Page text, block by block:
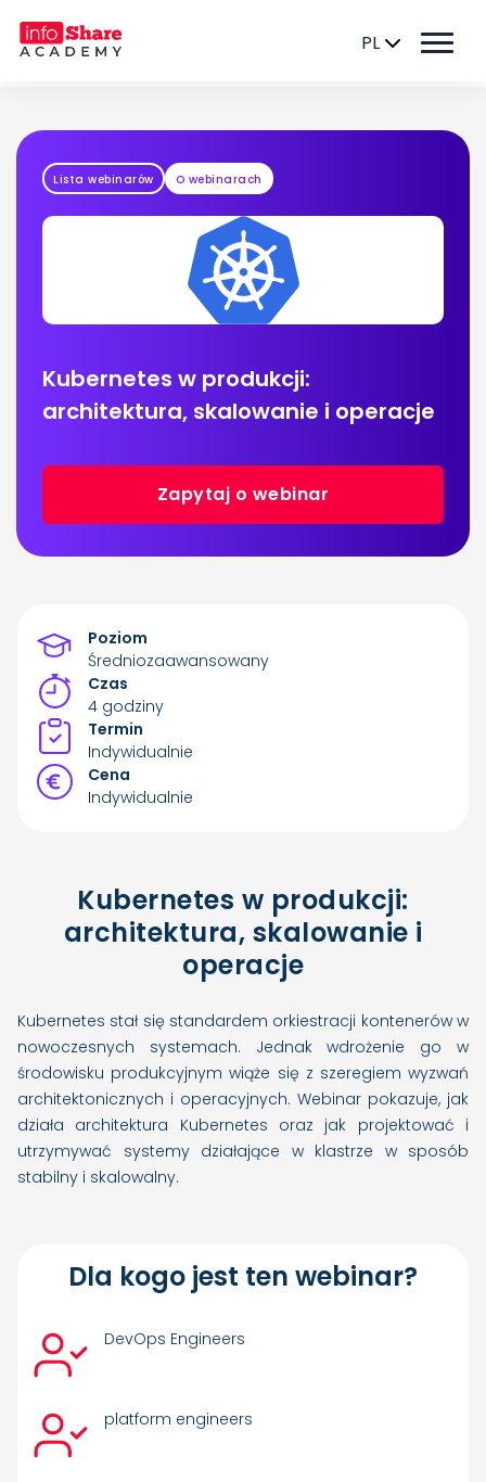
PL
Lista webinarów O webinarach
Kubernetes w produkcji:
architektura, skalowanie i operacje
Zapytaj o webinar
Poziom
Średniozaawansowany
Czas
4 godziny
Termin
Indywidualnie
Cena
Indywidualnie
Kubernetes w produkcji:
architektura, skalowanie i
operacje
Kubernetes stał się standardem orkiestracji kontenerów w
nowoczesnych systemach. Jednak wdrożenie go w
środowisku produkcyjnym wiąże się z szeregiem wyzwań
architektonicznych i operacyjnych. Webinar pokazuje, jak
działa architektura Kubernetes oraz jak projektować i
utrzymywać systemy działające w klastrze w sposób
stabilny i skalowalny.
Dla kogo jest ten webinar?
DevOps Engineers
platform engineers